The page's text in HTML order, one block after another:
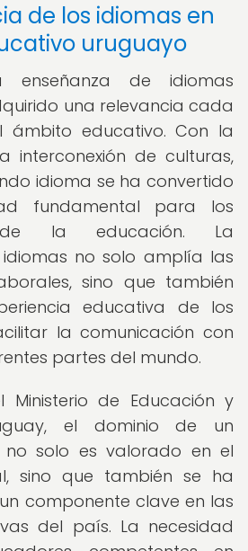
de los idiomas en
uruguayo
enseñanza de idiomas
una relevancia cada
ámbito educativo. Con la
interconexión de culturas,
idioma se ha convertido
fundamental para los
de la educación. La
no solo amplía las
sino que también
educativa de los
la comunicación con
partes del mundo.
Ministerio de Educación y
el dominio de un
no solo es valorado en el
sino que también se ha
componente clave en las
del país. La necesidad